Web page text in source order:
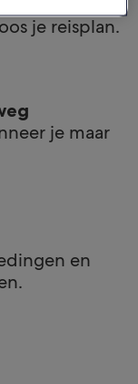
je reisplan.
je maar
en